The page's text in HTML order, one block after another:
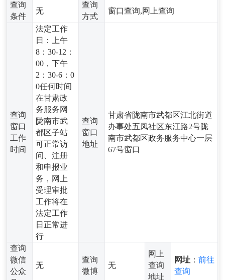
查询
条件
无
查询
方式
窗口查询,网上查询
查询
窗口
工作
时间
法定工作
日：上午
8：30-12：
00，下午
2：30-6：0
0任何时间
在甘肃政
务服务网
陇南市武
都区子站
可正常访
问、注册
和申报业
务，网上
受理审批
工作将在
法定工作
日正常进
行
查询
窗口
地址
甘肃省陇南市武都区江北街道
办事处五凤社区东江路2号陇
南市武都区政务服务中心一层
67号窗口
查询
微信
公众
无
查询
微博
无
网上
查询
地址
网址 ：前往
查询